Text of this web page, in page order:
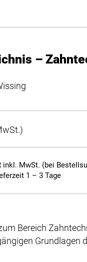
–
inkl. MwSt. (bei
1 – 3 Tage
Bereich